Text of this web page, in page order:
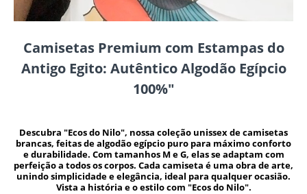
Camisetas Premium com Estampas do
Antigo Egito: Autêntico Algodão Egípcio
100%"
Descubra "Ecos do Nilo", nossa coleção unissex de camisetas
brancas, feitas de algodão egípcio puro para máximo conforto
e durabilidade. Com tamanhos M e G, elas se adaptam com
perfeição a todos os corpos. Cada camiseta é uma obra de arte,
unindo simplicidade e elegância, ideal para qualquer ocasião.
Vista a história e o estilo com "Ecos do Nilo".